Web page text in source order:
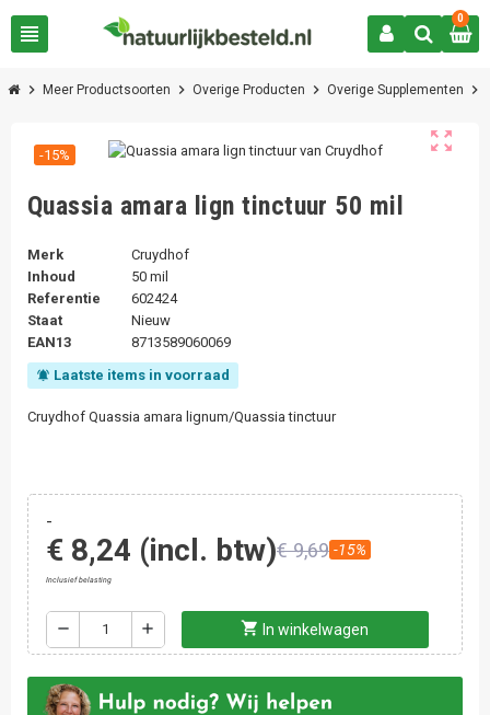
view_headline
0
chevron_right Meer Productsoorten chevron_right Overige Producten chevron_right Overige Supplementen chevron_right
zoom_out_map
-15%
Quassia amara lign tinctuur 50 mil
Merk
Cruydhof
Inhoud
50 mil
Referentie
602424
Staat
Nieuw
EAN13
8713589060069
notifications_active Laatste items in voorraad
Cruydhof Quassia amara lignum/Quassia tinctuur
-
€ 8,24 (incl. btw)€ 9,69 -15%
Inclusief belasting
remove add shopping_cart In winkelwagen